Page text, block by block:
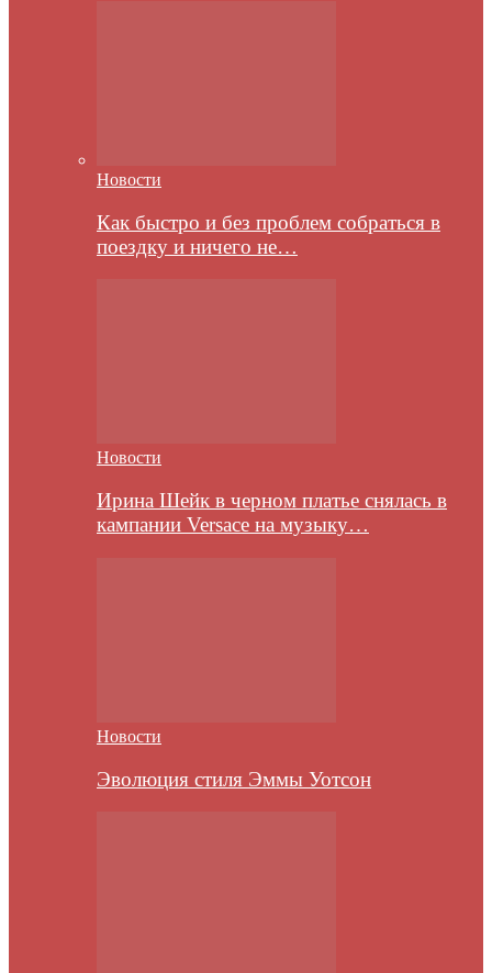
Новости
Как быстро и без проблем собраться в
поездку и ничего не…
Новости
Ирина Шейк в черном платье снялась в
кампании Versace на музыку…
Новости
Эволюция стиля Эммы Уотсон